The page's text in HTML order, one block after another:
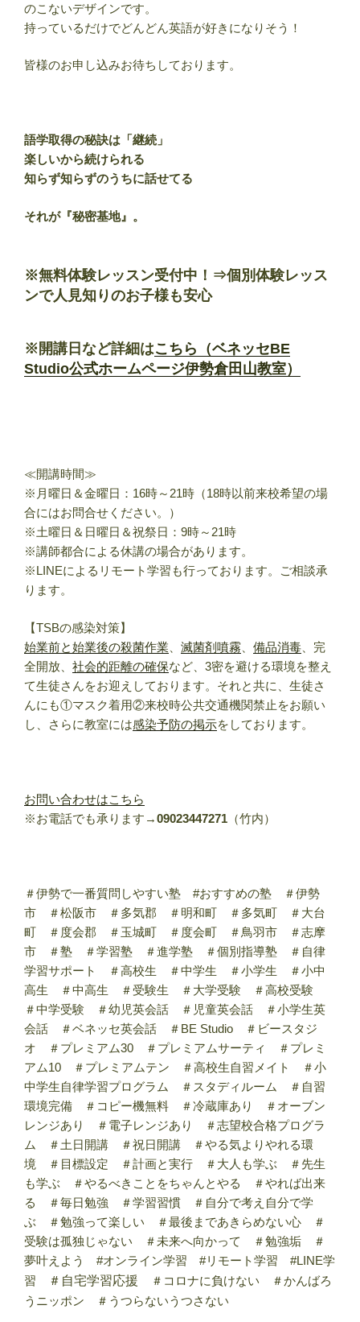
のこないデザインです。
持っているだけでどんどん英語が好きになりそう！
皆様のお申し込みお待ちしております。
語学取得の秘訣は「継続」
楽しいから続けられる
知らず知らずのうちに話せてる
それが『秘密基地』。
※無料体験レッスン受付中！⇒個別体験レッス
ンで人見知りのお子様も安心
※開講日など詳細はこちら（ベネッセBE
Studio公式ホームページ伊勢倉田山教室）
≪開講時間≫
※月曜日＆金曜日：16時～21時（18時以前来校希望の場
合にはお問合せください。）
※土曜日＆日曜日＆祝祭日：9時～21時
※講師都合による休講の場合があります。
※LINEによるリモート学習も行っております。ご相談承
ります。
【TSBの感染対策】
始業前と始業後の殺菌作業
滅菌剤噴霧 備品消毒 、完
全開放、 社会的距離の確保など、3密を避ける環境を整え
て生徒さんをお迎えしております。それと共に、生徒さ
んにも①マスク着用②来校時公共交通機関禁止をお願い
し、さらに教室には感染予防の掲示をしております。
お問い合わせはこちら
※お電話でも承ります→09023447271 （竹内）
＃伊勢で一番質問しやすい塾 #おすすめの塾 ＃伊勢
市 ＃松阪市 ＃多気郡 ＃明和町 ＃多気町 ＃大台
町 ＃度会郡 ＃玉城町 ＃度会町 ＃鳥羽市 ＃志摩
市 ＃塾 ＃学習塾 ＃進学塾 ＃個別指導塾 ＃自律
学習サポート ＃高校生 ＃中学生 ＃小学生 ＃小中
高生 ＃中高生 ＃受験生 ＃大学受験 ＃高校受験
＃中学受験 ＃幼児英会話 ＃児童英会話 ＃小学生英
会話 ＃ベネッセ英会話 ＃BE Studio ＃ビースタジ
オ ＃プレミアム30 ＃プレミアムサーティ ＃プレミ
アム10 ＃プレミアムテン ＃高校生自習メイト ＃小
中学生自律学習プログラム ＃スタディルーム ＃自習
環境完備 ＃コピー機無料 ＃冷蔵庫あり ＃オーブン
レンジあり ＃電子レンジあり ＃志望校合格プログラ
ム ＃土日開講 ＃祝日開講 ＃やる気よりやれる環
境 ＃目標設定 ＃計画と実行 ＃大人も学ぶ ＃先生
も学ぶ ＃やるべきことをちゃんとやる ＃やれば出来
る ＃毎日勉強 ＃学習習慣 ＃自分で考え自分で学
ぶ ＃勉強って楽しい ＃最後まであきらめない心 ＃
受験は孤独じゃない ＃未来へ向かって ＃勉強垢 ＃
夢叶えよう #オンライン学習 #リモート学習 #LINE学
習
＃自宅学習応援
＃コロナに負けない ＃かんばろ
うニッポン ＃うつらないうつさない